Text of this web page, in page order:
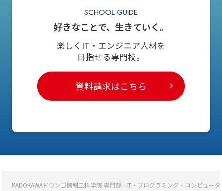
SCHOOL GUIDE
好きなことで、生きていく。
楽しくIT・エンジニア人材を
目指せる専門校。
資料請求はこちら
KADOKAWAドワンゴ情報工科学院 専門部 - IT・プログラミング・コンピュー